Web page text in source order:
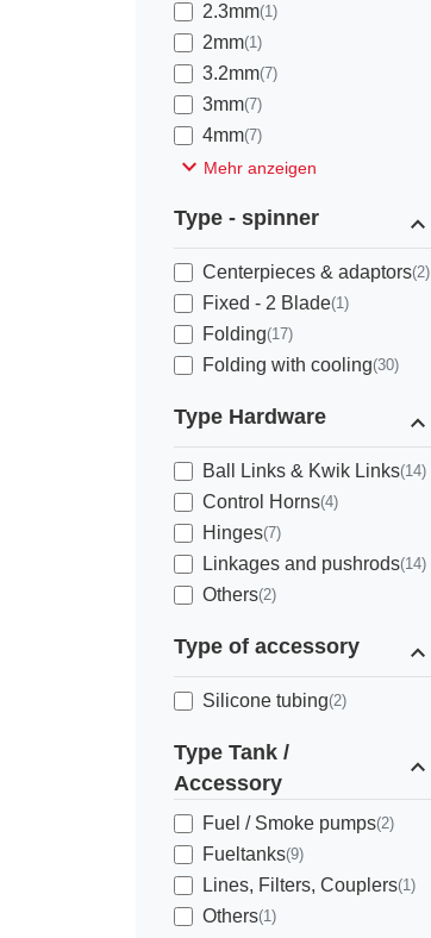
2.3mm(1)
2mm(1)
3.2mm(7)
3mm(7)
4mm(7)
expand_more Mehr anzeigen
Type - spinner expand_less
Centerpieces & adaptors(2)
Fixed - 2 Blade(1)
Folding(17)
Folding with cooling(30)
Type Hardware expand_less
Ball Links & Kwik Links(14)
Control Horns(4)
Hinges(7)
Linkages and pushrods(14)
Others(2)
Type of accessory expand_less
Silicone tubing(2)
Type Tank /
Accessory
expand_less
Fuel / Smoke pumps(2)
Fueltanks(9)
Lines, Filters, Couplers(1)
Others(1)